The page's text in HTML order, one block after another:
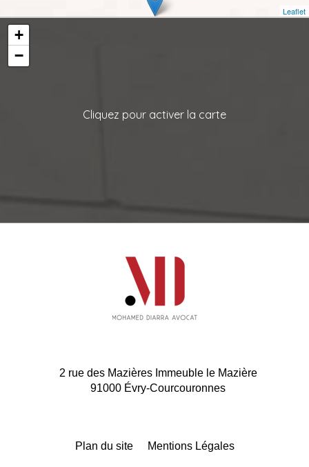
Cliquez pour activer la carte
+
−
Leaflet
2 rue des Mazières Immeuble le Mazière
91000 Évry-Courcouronnes
Plan du site Mentions Légales